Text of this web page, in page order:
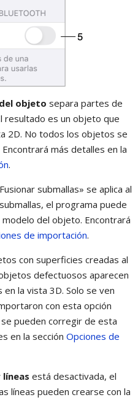
objeto separa partes de
resultado es un objeto que
2D. No todos los objetos se
más detalles en la
.
submallas» se aplica al
el programa puede
del objeto. Encontrará
de importación.
con superficies creadas al
defectuosos aparecen
la vista 3D. Solo se ven
con esta opción
pueden corregir de esta
en la sección Opciones de
está desactivada, el
líneas pueden crearse con la